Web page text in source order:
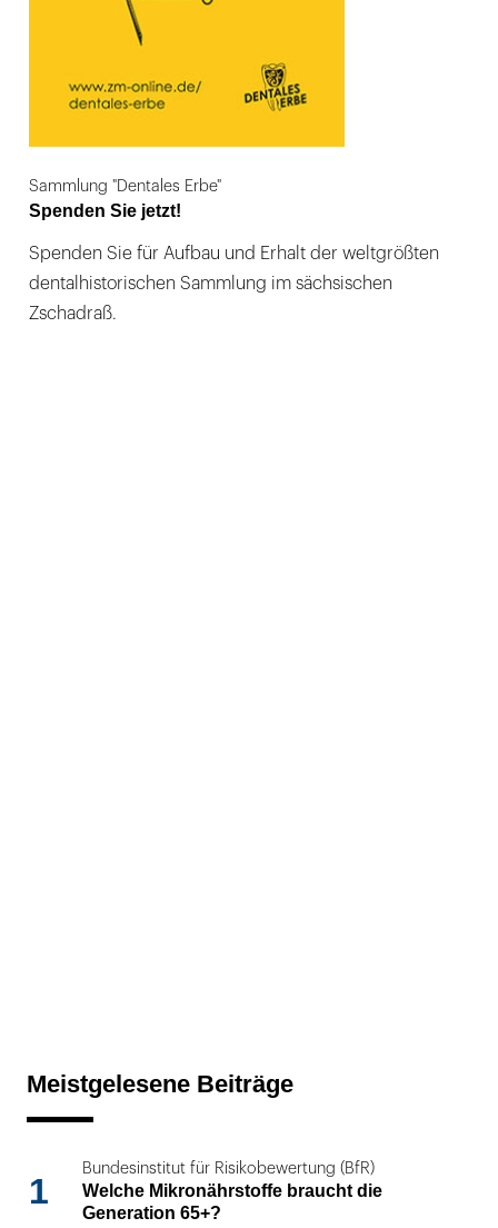
Sammlung "Dentales Erbe"
Spenden Sie jetzt!
Spenden Sie für Aufbau und Erhalt der weltgrößten
dentalhistorischen Sammlung im sächsischen
Zschadraß.
Meistgelesene Beiträge
1
Bundesinstitut für Risikobewertung (BfR)
Welche Mikronährstoffe braucht die
Generation 65+?